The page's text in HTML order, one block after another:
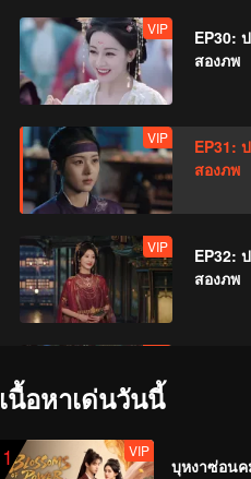
VIP
EP30:
สองภพ
VIP
EP31:
สองภพ
VIP
EP32:
สองภพ
VIP
EP34:
เนื้อหาเด่นวันนี้
1 VIP
บุหงาซ่อน